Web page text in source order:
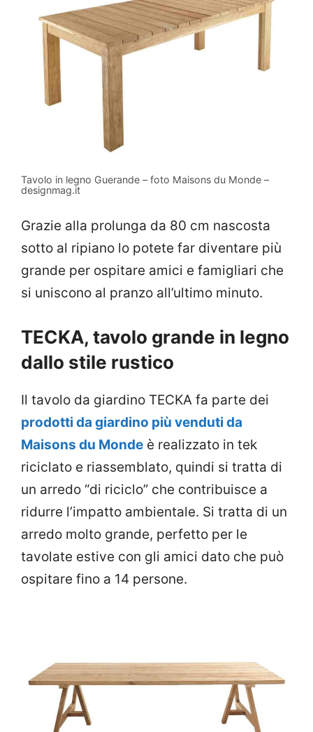
Tavolo in legno Guerande – foto Maisons du Monde –
designmag.it
Grazie alla prolunga da 80 cm nascosta
sotto al ripiano lo potete far diventare più
grande per ospitare amici e famigliari che
si uniscono al pranzo all’ultimo minuto.
TECKA, tavolo grande in legno
dallo stile rustico
Il tavolo da giardino TECKA fa parte dei
prodotti da giardino più venduti da
Maisons du Monde è realizzato in tek
riciclato e riassemblato, quindi si tratta di
un arredo “di riciclo” che contribuisce a
ridurre l’impatto ambientale. Si tratta di un
arredo molto grande, perfetto per le
tavolate estive con gli amici dato che può
ospitare fino a 14 persone.